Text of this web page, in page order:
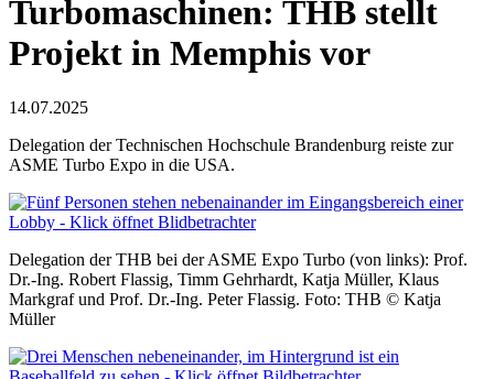
Turbomaschinen: THB stellt
Projekt in Memphis vor
14.07.2025
Delegation der Technischen Hochschule Brandenburg reiste zur
ASME Turbo Expo in die USA.
Delegation der THB bei der ASME Expo Turbo (von links): Prof.
Dr.-Ing. Robert Flassig, Timm Gehrhardt, Katja Müller, Klaus
Markgraf und Prof. Dr.-Ing. Peter Flassig. Foto: THB © Katja
Müller